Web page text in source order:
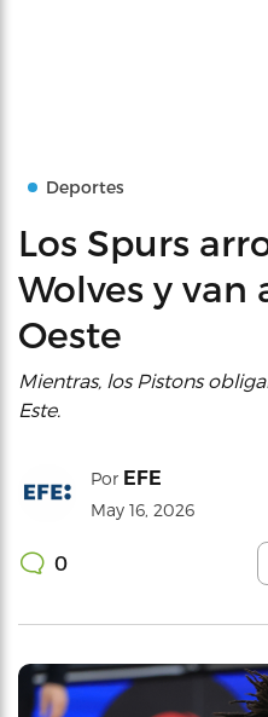
Deportes
Los Spurs
Wolves y van
Oeste
Mientras, los Pistons
Este.
Por EFE
May 16, 2026
0